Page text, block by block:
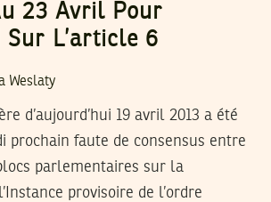
23 Avril Pour
Sur L’article 6
Weslaty
d’aujourd’hui 19 avril 2013 a été
prochain faute de consensus entre
parlementaires sur la
provisoire de l’ordre